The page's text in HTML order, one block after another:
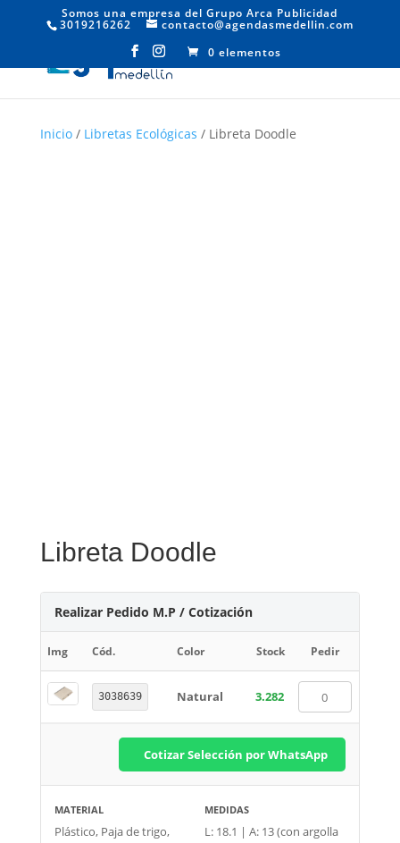
Somos una empresa del Grupo Arca Publicidad
3019216262
contacto@agendasmedellin.com
0 elementos
Inicio/ Libretas Ecológicas / Libreta Doodle
Libreta Doodle
Realizar Pedido M.P / Cotización
Img Cód. Color Stock Pedir
3038639 Natural 3.282
Cotizar Selección por WhatsApp
MATERIAL
Plástico, Paja de trigo,
MEDIDAS
L: 18.1 | A: 13 (con argolla